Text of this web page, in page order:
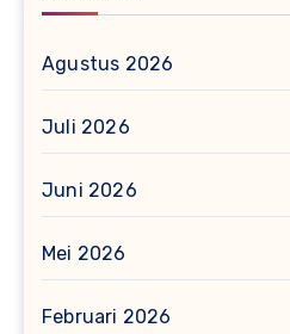
Agustus 2026
Juli 2026
Juni 2026
Mei 2026
Februari 2026